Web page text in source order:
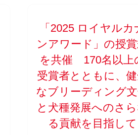
「2025 ロイヤルカ
ンアワード」の授
を共催 170名以上
受賞者とともに、
なブリーディング
と犬種発展へのさ
る貢献を目指して